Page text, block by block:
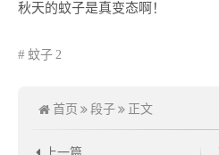
秋天的蚊子是真变态啊！
蚊子 2
首页 段子 正文